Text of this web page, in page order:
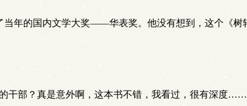
年的国内文学大奖——华表奖。他没有想到，这个《树
干部？真是意外啊，这本书不错，我看过，很有深度